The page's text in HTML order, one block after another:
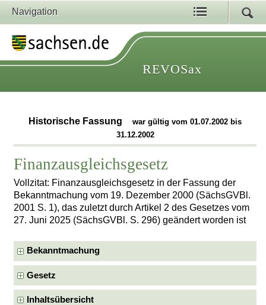
Navigation
REVOSax
Historische Fassung
war gültig vom 01.07.2002 bis
31.12.2002
Finanzausgleichsgesetz
Vollzitat: Finanzausgleichsgesetz in der Fassung der
Bekanntmachung vom 19. Dezember 2000 (SächsGVBl.
2001 S. 1), das zuletzt durch Artikel 2 des Gesetzes vom
27. Juni 2025 (SächsGVBl. S. 296) geändert worden ist
Bekanntmachung
Gesetz
Inhaltsübersicht